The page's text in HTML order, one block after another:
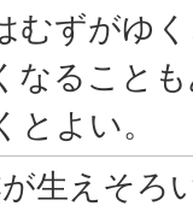
むずがゆ
なること
とよい。
が生えそろ